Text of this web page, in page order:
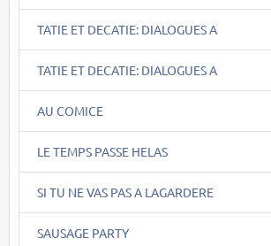
TATIE ET DECATIE: DIALOGUES A
TATIE ET DECATIE: DIALOGUES A
AU COMICE
LE TEMPS PASSE HELAS
SI TU NE VAS PAS A LAGARDERE
SAUSAGE PARTY